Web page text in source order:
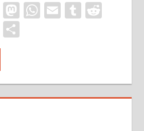
Pinterest
Mastodon
WhatsApp
EmailTumblr
X